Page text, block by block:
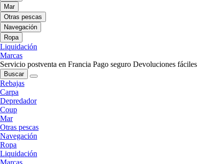
Mar
Otras pescas
Navegación
Ropa
Liquidación
Marcas
Servicio postventa en Francia Pago seguro Devoluciones fáciles
Buscar
Rebajas
Carpa
Depredador
Coup
Mar
Otras pescas
Navegación
Ropa
Liquidación
Marcas